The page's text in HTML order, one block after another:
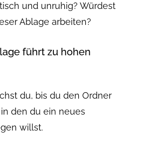
und unruhig? Würdest
Ablage arbeiten?
führt zu hohen
du, bis du den Ordner
den du ein neues
willst.